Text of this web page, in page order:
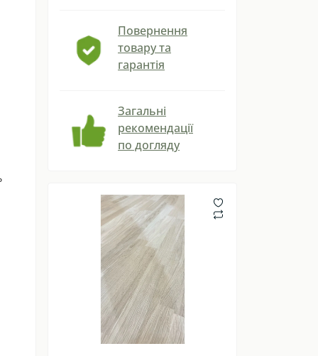
Повернення
товару та
гарантія
Загальні
рекомендації
по догляду